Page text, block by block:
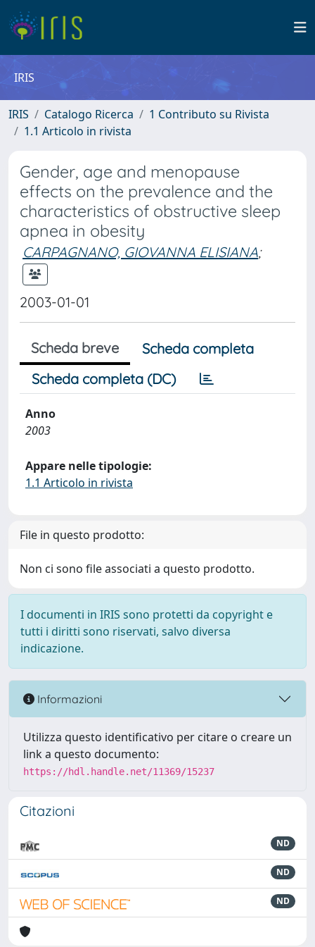
IRIS
IRIS Catalogo Ricerca
1 Contributo su Rivista
1.1 Articolo in rivista
Gender, age and menopause
effects on the prevalence and the
characteristics of obstructive sleep
apnea in obesity
CARPAGNANO, GIOVANNA ELISIANA;
2003-01-01
Scheda breve
Scheda completa
Scheda completa (DC)
Anno
2003
Appare nelle tipologie:
1.1 Articolo in rivista
File in questo prodotto:
Non ci sono file associati a questo prodotto.
I documenti in IRIS sono protetti da copyright e
tutti i diritti sono riservati, salvo diversa
indicazione.
Informazioni
Utilizza questo identificativo per citare o creare un
link a questo documento:
https://hdl.handle.net/11369/15237
Citazioni
ND
ND
ND